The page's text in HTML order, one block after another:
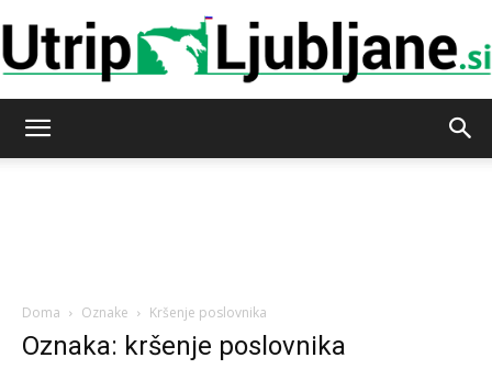
Doma Oznake Kršenje poslovnika
Oznaka: kršenje poslovnika